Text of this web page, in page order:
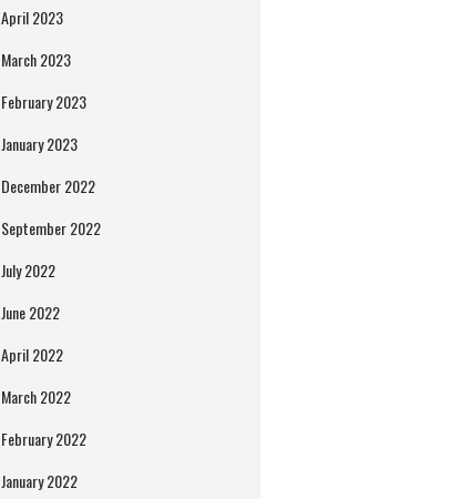
April 2023
March 2023
February 2023
January 2023
December 2022
September 2022
July 2022
June 2022
April 2022
March 2022
February 2022
January 2022